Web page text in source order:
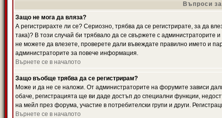
Въпроси
Защо не мога да вляза?
А регистрирахте ли се? Сериозно, трябва да се регистрирате, за да
така)? В този случай би трябвало да се свържете с администраторите
не можете да влезете, проверете дали въвеждате правилно името и
администраторите за повече информация.
Върнете се в началото
Защо въобще трябва да се регистрирам?
Може и да не се наложи. От администраторите на форумите зависи
обаче, регистрацията ще ви даде достъп до специални функции,
на мейл през форума, участие в потребителски групи и други.
Върнете се в началото